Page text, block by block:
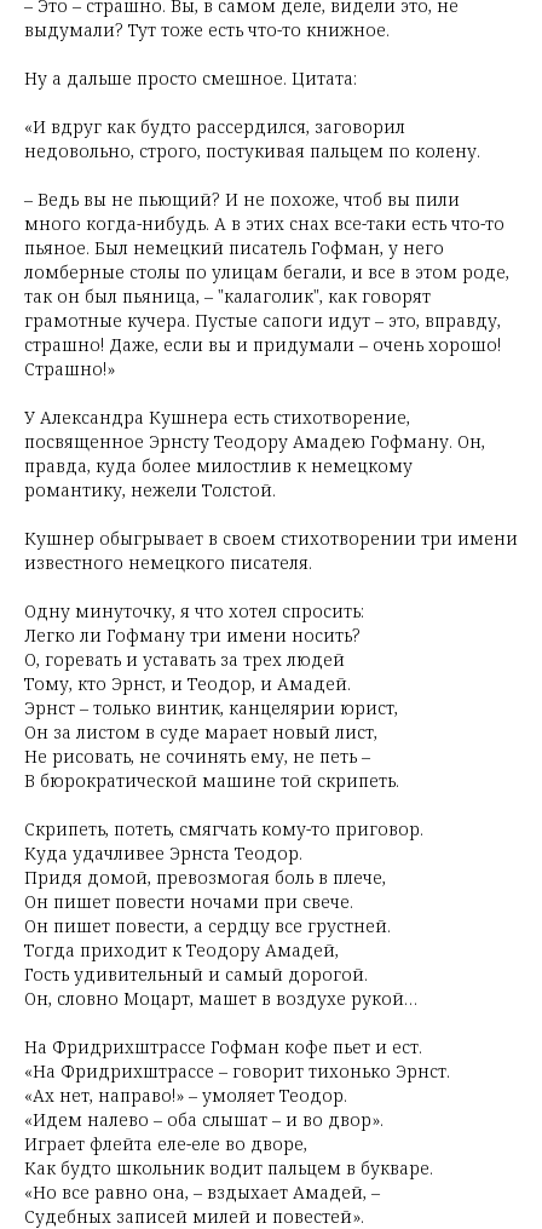
– Это – страшно. Вы, в самом деле, видели это, не
выдумали? Тут тоже есть что-то книжное.
Ну а дальше просто смешное. Цитата:
«И вдруг как будто рассердился, заговорил
недовольно, строго, постукивая пальцем по колену.
– Ведь вы не пьющий? И не похоже, чтоб вы пили
много когда-нибудь. А в этих снах все-таки есть что-то
пьяное. Был немецкий писатель Гофман, у него
ломберные столы по улицам бегали, и все в этом роде,
так он был пьяница, – "калаголик", как говорят
грамотные кучера. Пустые сапоги идут – это, вправду,
страшно! Даже, если вы и придумали – очень хорошо!
Страшно!»
У Александра Кушнера есть стихотворение,
посвященное Эрнсту Теодору Амадею Гофману. Он,
правда, куда более милостлив к немецкому
романтику, нежели Толстой.
Кушнер обыгрывает в своем стихотворении три имени
известного немецкого писателя.
Одну минуточку, я что хотел спросить:
Легко ли Гофману три имени носить?
О, горевать и уставать за трех людей
Тому, кто Эрнст, и Теодор, и Амадей.
Эрнст – только винтик, канцелярии юрист,
Он за листом в суде марает новый лист,
Не рисовать, не сочинять ему, не петь –
В бюрократической машине той скрипеть.
Скрипеть, потеть, смягчать кому-то приговор.
Куда удачливее Эрнста Теодор.
Придя домой, превозмогая боль в плече,
Он пишет повести ночами при свече.
Он пишет повести, а сердцу все грустней.
Тогда приходит к Теодору Амадей,
Гость удивительный и самый дорогой.
Он, словно Моцарт, машет в воздухе рукой…
На Фридрихштрассе Гофман кофе пьет и ест.
«На Фридрихштрассе – говорит тихонько Эрнст.
«Ах нет, направо!» – умоляет Теодор.
«Идем налево – оба слышат – и во двор».
Играет флейта еле-еле во дворе,
Как будто школьник водит пальцем в букваре.
«Но все равно она, – вздыхает Амадей, –
Судебных записей милей и повестей».